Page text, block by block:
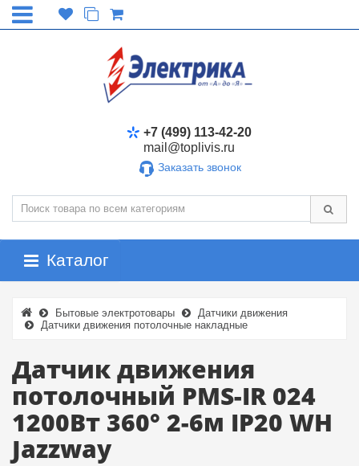
+7 (499) 113-42-20
mail@toplivis.ru
Заказать звонок
Каталог
Бытовые электротовары
Датчики движения
Датчики движения потолочные накладные
Датчик движения
потолочный PMS-IR 024
1200Вт 360° 2-6м IP20 WH
Jazzway